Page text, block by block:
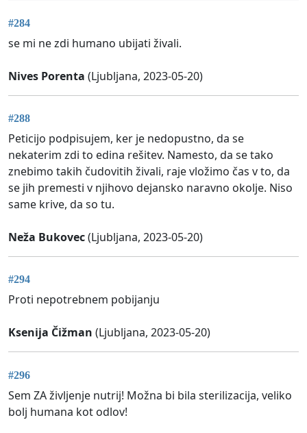
#284
se mi ne zdi humano ubijati živali.
Nives Porenta (Ljubljana, 2023-05-20)
#288
Peticijo podpisujem, ker je nedopustno, da se
nekaterim zdi to edina rešitev. Namesto, da se tako
znebimo takih čudovitih živali, raje vložimo čas v to, da
se jih premesti v njihovo dejansko naravno okolje. Niso
same krive, da so tu.
Neža Bukovec(Ljubljana, 2023-05-20)
#294
Proti nepotrebnem pobijanju
Ksenija Čižman (Ljubljana, 2023-05-20)
#296
Sem ZA življenje nutrij! Možna bi bila sterilizacija, veliko
bolj humana kot odlov!